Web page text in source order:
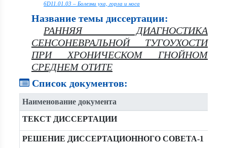
6D11.01.03 – Болезни уха, горла и носа
Название темы диссертации:
РАННЯЯ ДИАГНОСТИКА
СЕНСОНЕВРАЛЬНОЙ ТУГОУХОСТИ
ПРИ ХРОНИЧЕСКОМ ГНОЙНОМ
СРЕДНЕМ ОТИТЕ
Список документов:
Наименование документа
ТЕКСТ ДИССЕРТАЦИИ
РЕШЕНИЕ ДИССЕРТАЦИОННОГО СОВЕТА-1